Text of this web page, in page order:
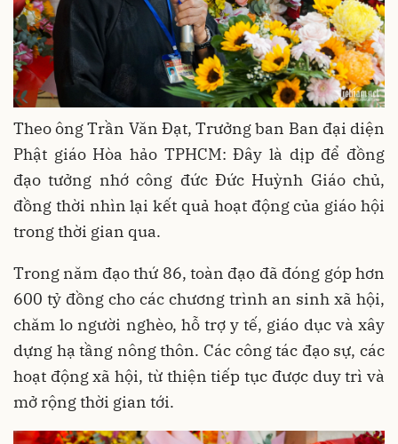
Theo ông Trần Văn Đạt, Trưởng ban Ban đại diện
Phật giáo Hòa hảo TPHCM: Đây là dịp để đồng
đạo tưởng nhớ công đức Đức Huỳnh Giáo chủ,
đồng thời nhìn lại kết quả hoạt động của giáo hội
trong thời gian qua.
Trong năm đạo thứ 86, toàn đạo đã đóng góp hơn
600 tỷ đồng cho các chương trình an sinh xã hội,
chăm lo người nghèo, hỗ trợ y tế, giáo dục và xây
dựng hạ tầng nông thôn. Các công tác đạo sự, các
hoạt động xã hội, từ thiện tiếp tục được duy trì và
mở rộng thời gian tới.